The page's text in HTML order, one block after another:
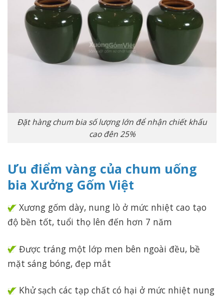
Đặt hàng chum bia số lượng lớn để nhận chiết khấu
cao đên 25%
Ưu điểm vàng của chum uống
bia Xưởng Gốm Việt
Xương gốm dày, nung lò ở mức nhiệt cao tạo
độ bền tốt, tuổi thọ lên đến hơn 7 năm
Được tráng một lớp men bên ngoài đều, bề
mặt sáng bóng, đẹp mắt
Khử sạch các tạp chất có hại ở mức nhiệt nung